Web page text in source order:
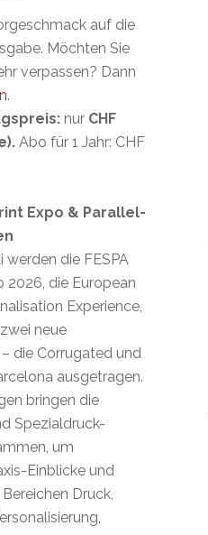
auf die
Möchten Sie
verpassen? Dann
.
nur CHF
Abo für 1 Jahr: CHF
Expo & Parallel-
werden die FESPA
2026, die European
Experience,
neue
die Corrugated und
ausgetragen.
bringen die
Spezialdruck-
um
Einblicke und
Druck,